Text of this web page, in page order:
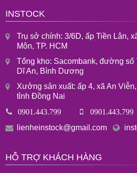
INSTOCK
Trụ sở chính: 3/6D, ấp Tiền Lân,
Môn, TP. HCM
Tổng kho: Sacombank, đường số
Dĩ An, Bình Dương
Xưởng sản xuất: ấp 4, xã An
tỉnh Đồng Nai
0901.443.799 0901.443.799
lienheinstock@gmail.com
HỖ TRỢ KHÁCH HÀNG